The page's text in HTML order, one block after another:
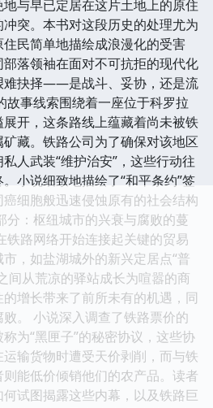
与早已定居在这片土地上的原住
突。本书对这段历史的处理尤为
民简单地描绘成浪漫化的受害
落领袖在面对不可抗拒的现代化
难抉择——是战斗、妥协，还是流
故事线索围绕着一座位于科罗拉
开，这条路线上蕴藏着尚未被铁
藏。铁路公司为了确保对该地区
人武装“维护治安”，这些行动往
小说细致地描绘了“和平条约”签
细胞般迅速侵蚀原有的社会结构
分：枢纽城市的兴衰与腐败的蔓
铁路网络开始连接起关键的贸易
，如盐湖城外的新兴定居点“普
间从荒凉的驿站成长为喧嚣的商
增长带来了前所未有的机遇，同
。 小说深入调查了铁路票价的
为“黑匣子”的秘密协议，这些协
输货物时遭受天价剥削，而与铁
能低价倾销他们的农产品。读者
试图揭露这些内幕，以及铁路巨